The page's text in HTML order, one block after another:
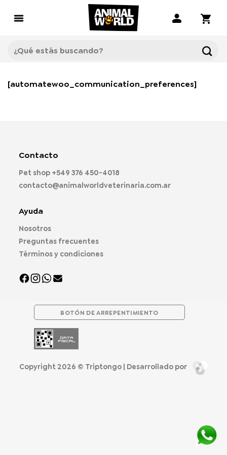
Buscar
por:
[automatewoo_communication_preferences]
Contacto
Pet shop +549 376 450-4018
contacto@animalworldveterinaria.com.ar
Ayuda
Nosotros
Preguntas frecuentes
Términos y condiciones
BOTÓN DE ARREPENTIMIENTO
Copyright 2026 © Triptongo | Desarrollado por